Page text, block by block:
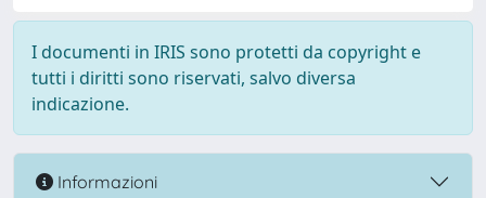
I documenti in IRIS sono protetti da copyright e
tutti i diritti sono riservati, salvo diversa
indicazione.
Informazioni